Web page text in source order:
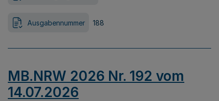
Ausgabennummer 188
MB.NRW 2026 Nr. 192 vom
14.07.2026